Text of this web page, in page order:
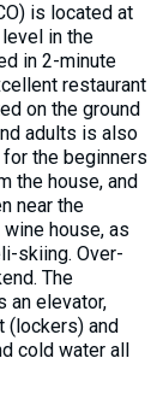
is located at
in the
in 2-minute
restaurant
on the ground
adults is also
the beginners
the house, and
near the
house, as
skiing. Over-
The
an elevator,
(lockers) and
cold water all